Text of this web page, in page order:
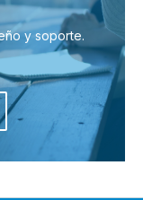
y soporte.